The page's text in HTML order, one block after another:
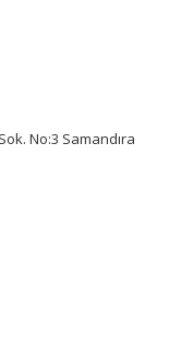
No:3 Samandıra